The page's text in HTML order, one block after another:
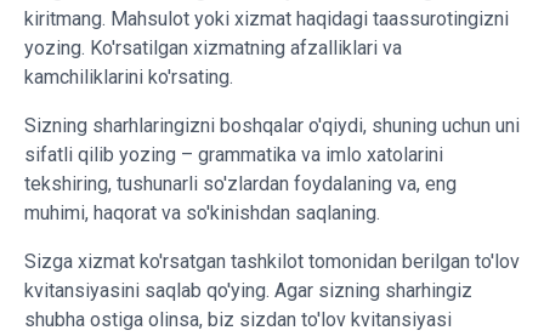
kiritmang. Mahsulot yoki xizmat haqidagi taassurotingizni
yozing. Ko'rsatilgan xizmatning afzalliklari va
kamchiliklarini ko'rsating.
Sizning sharhlaringizni boshqalar o'qiydi, shuning uchun uni
sifatli qilib yozing – grammatika va imlo xatolarini
tekshiring, tushunarli so'zlardan foydalaning va, eng
muhimi, haqorat va so'kinishdan saqlaning.
Sizga xizmat ko'rsatgan tashkilot tomonidan berilgan to'lov
kvitansiyasini saqlab qo'ying. Agar sizning sharhingiz
shubha ostiga olinsa, biz sizdan to'lov kvitansiyasi